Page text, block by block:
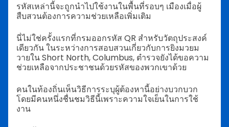
รหัสเหล่านี้จะถูกนำไปใช้งานในพื้นที่รอบๆ เมืองเมื่อผู้
สืบสวนต้องการความช่วยเหลือเพิ่มเติม
นี่ไม่ใช่ครั้งแรกที่กรมออกรหัส QR สำหรับวัตถุประสงค์
เดียวกัน ในระหว่างการสอบสวนเกี่ยวกับการยิงมวยม
วายใน Short North, Columbus, ตำรวจยังได้ขอความ
ช่วยเหลือจากประชาชนด้วยรหัสของพวกเขาด้วย
คนในท้องถิ่นเห็นวิธีการระบุผู้ต้องหานี้อย่างบวกบวก
โดยมีคนหนึ่งชื่นชมวิธีนี้เพราะความใจเย็นในการใช้
งาน